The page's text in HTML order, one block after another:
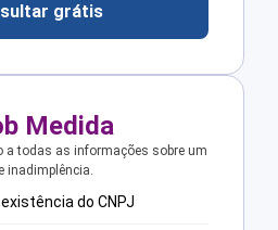
grátis
Medida
a todas as informações sobre um
inadimplência.
do CNPJ